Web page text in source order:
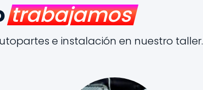
trabajamos
e instalación en nuestro taller.